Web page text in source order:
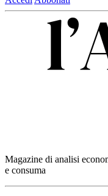
Magazine di analisi
e consuma